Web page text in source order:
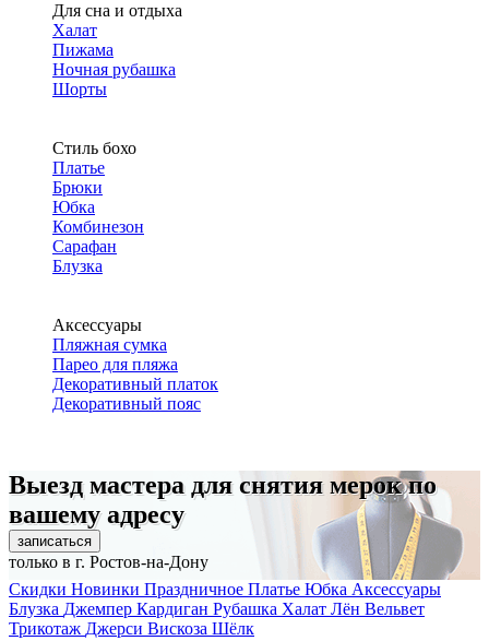
Для сна и отдыха
Халат
Пижама
Ночная рубашка
Шорты
Стиль бохо
Платье
Брюки
Юбка
Комбинезон
Сарафан
Блузка
Аксессуары
Пляжная сумка
Парео для пляжа
Декоративный платок
Декоративный пояс
Выезд мастера для снятия мерок по
вашему адресу
записаться
только в г. Ростов-на-Дону
Скидки Новинки Праздничное Платье Юбка Аксессуары
Блузка Джемпер Кардиган Рубашка Халат Лён Вельвет
Трикотаж Джерси Вискоза Шёлк